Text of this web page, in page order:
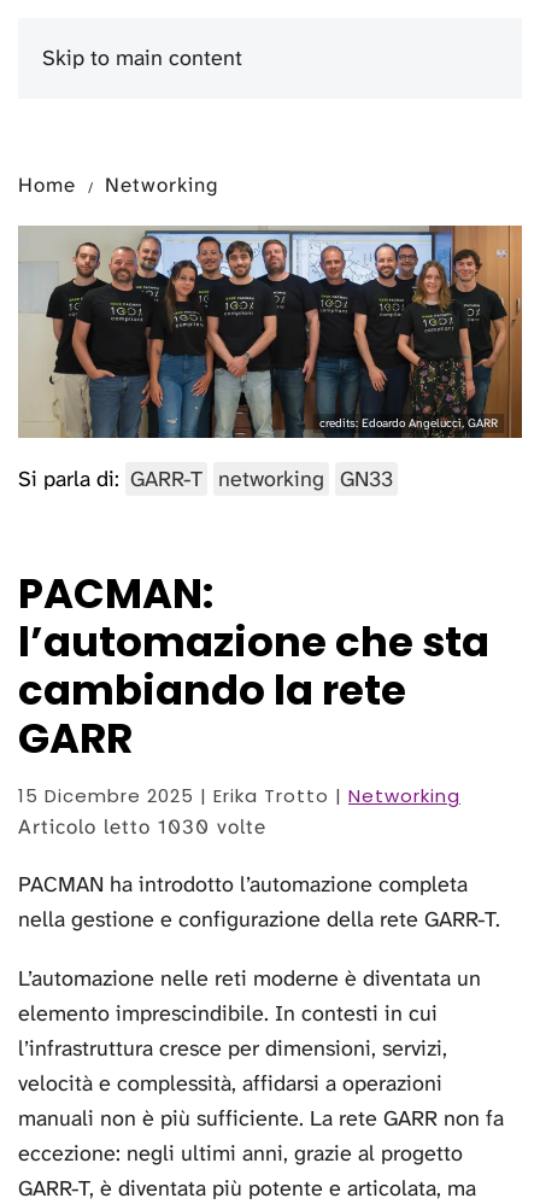
Skip to main content
Home Networking
credits: Edoardo Angelucci, GARR
Si parla di: GARR-T networking GN33
PACMAN:
l’automazione che sta
cambiando la rete
GARR
15 Dicembre 2025 | Erika Trotto | Networking
Articolo letto 1030 volte
PACMAN ha introdotto l’automazione completa
nella gestione e configurazione della rete GARR-T.
L’automazione nelle reti moderne è diventata un
elemento imprescindibile. In contesti in cui
l’infrastruttura cresce per dimensioni, servizi,
velocità e complessità, affidarsi a operazioni
manuali non è più sufficiente. La rete GARR non fa
eccezione: negli ultimi anni, grazie al progetto
GARR-T, è diventata più potente e articolata, ma